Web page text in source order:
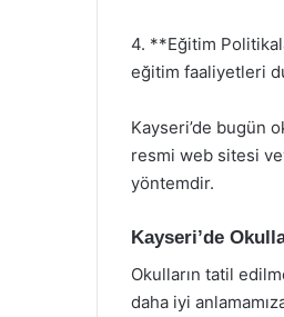
4. **Eğitim
eğitim faaliyetleri
Kayseri’de bugün
resmi web sitesi
yöntemdir.
Kayseri’de
Okulların tatil
daha iyi